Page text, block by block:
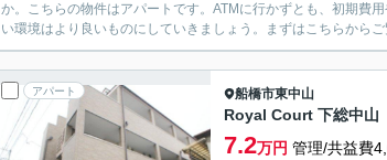
か。こちらの物件はアパートです。ATMに行かずとも、初期費
い環境はより良いものにしていきましょう。まずはこちらからご
アパート 船橋市東中山
Royal Court 下総中山
7.2万円 管理/共益費